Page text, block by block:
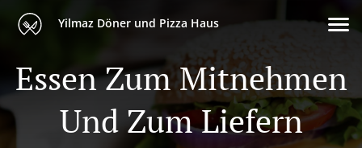
Yilmaz Döner und Pizza Haus
Essen Zum Mitnehmen
Und Zum Liefern